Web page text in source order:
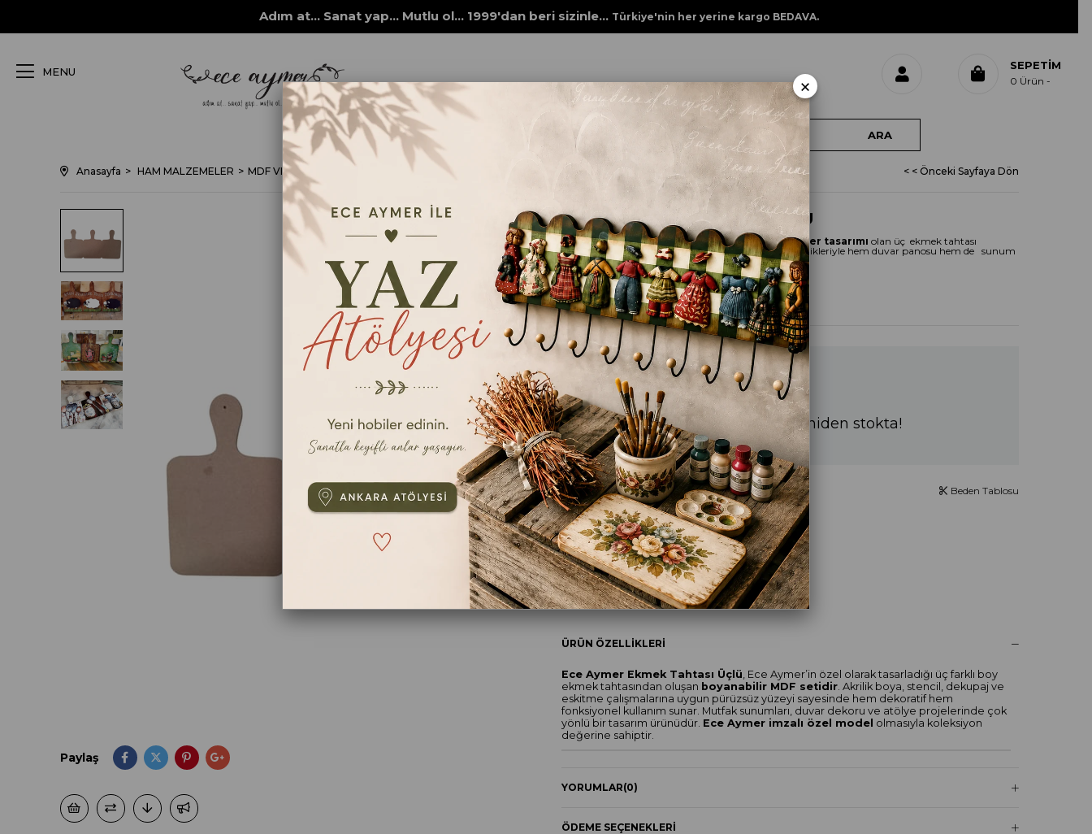
Adım at... Sanat yap... Mutlu ol... 1999'dan beri sizinle... Türkiye'nin her yerine kargo BEDAVA.
MENU SEPETIM
0 Ürün
Anasayfa HAM MALZEMELER MDF VE MASİF OBJELER DUVAR PANOLARI ECE AYMER EKMEK TAHTASI ÜÇLÜ < < Önceki Sayfaya Dön
Paylaş
ECE AYMER EKMEK TAHTASI ÜÇLÜ
Ece Aymer Ekmek Tahtası Üçlü, tamamenEce Aymer tasarımı olan üç ekmek tahtası
yanyana MDF ham malzeme dekoratif boyama teknikleriyle hem duvar panosu hem de sunum
projeleri için idealdir.
₺444,00
En kısa sürede yeniden stokta!
ebat
65CM*33CM
Beden Tablosu
TAVSIYE ET YORUM YAZ
ÜRÜN ÖZELLIKLERI
Ece Aymer Ekmek Tahtası Üçlü , Ece Aymer’in özel olarak tasarladığı üç farklı boy
ekmek tahtasından oluşan boyanabilir MDF setidir. Akrilik boya, stencil, dekupaj ve
eskitme çalışmalarına uygun pürüzsüz yüzeyi sayesinde hem dekoratif hem
fonksiyonel kullanım sunar. Mutfak sunumları, duvar dekoru ve atölye projelerinde çok
yönlü bir tasarım ürünüdür. Ece Aymer imzalı özel model olmasıyla koleksiyon
değerine sahiptir.
YORUMLAR(0)
ÖDEME SEÇENEKLERI
×